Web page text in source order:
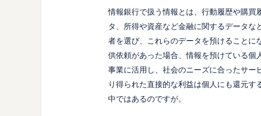
情報銀行で扱う情報とは、行動履歴や購
タ、所得や資産など金融に関するデータ
者を選び、これらのデータを預けること
供依頼があった場合、情報を預けている
事業に活用し、社会のニーズに合ったサー
り得られた直接的な利益は個人にも還元
中ではあるのですが。